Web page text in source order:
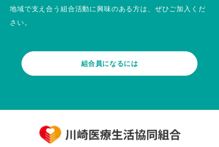
地域で支え合う組合活動に興味のある方は、ぜひご加入くだ
さい。
組合員になるには